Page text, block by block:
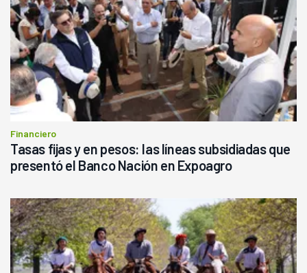
Financiero
Tasas fijas y en pesos: las líneas subsidiadas que
presentó el Banco Nación en Expoagro